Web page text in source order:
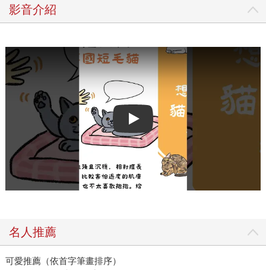
影音介紹
Play video
名人推薦
可愛推薦（依首字筆畫排序）